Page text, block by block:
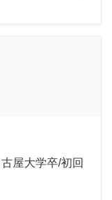
屋大学卒/初回